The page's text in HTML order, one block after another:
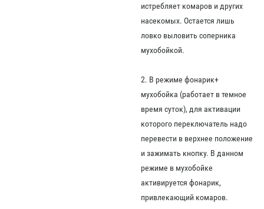
истребляет комаров и других
насекомых. Остается лишь
ловко выловить соперника
мухобойкой.
2. В режиме фонарик+
мухобойка (работает в темное
время суток), для активации
которого переключатель надо
перевести в верхнее положение
и зажимать кнопку. В данном
режиме в мухобойке
активируется фонарик,
привлекающий комаров.